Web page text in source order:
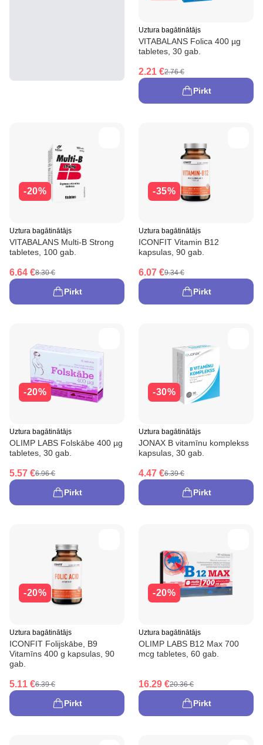
Uztura bagātinātājs
VITABALANS Folica 400 µg
tabletes, 30 gab.
2.21 €2.76 €
Pirkt
-20%
Uztura bagātinātājs
VITABALANS Multi-B Strong
tabletes, 100 gab.
6.64 €8.30 €
Pirkt
-35%
Uztura bagātinātājs
ICONFIT Vitamin B12
kapsulas, 90 gab.
6.07 €9.34 €
Pirkt
-20%
Uztura bagātinātājs
OLIMP LABS Folskābe 400 µg
tabletes, 30 gab.
5.57 €6.96 €
Pirkt
-30%
Uztura bagātinātājs
JONAX B vitamīnu komplekss
kapsulas, 30 gab.
4.47 €6.39 €
Pirkt
-20%
Uztura bagātinātājs
ICONFIT Folijskābe, B9
Vitamīns 400 g kapsulas, 90
gab.
5.11 €6.39 €
Pirkt
-20%
Uztura bagātinātājs
OLIMP LABS B12 Max 700
mcg tabletes, 60 gab.
16.29 €20.36 €
Pirkt